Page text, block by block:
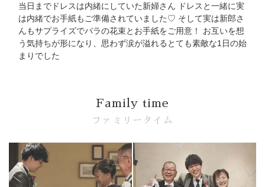
Facebook Wedding Restaurant Youtube
当日までドレスは内緒にしていた新婦さん ドレスと一緒に実
は内緒でお手紙もご準備されていました♡ そして実は新郎さ
んもサプライズでバラの花束とお手紙をご用意！ お互いを想
う気持ちが形になり、思わず涙が溢れるとても素敵な1日の始
まりでした
Family time
ファミリータイム